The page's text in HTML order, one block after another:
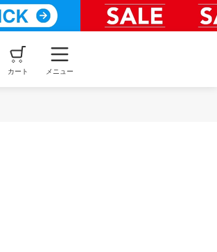
カート メニュー